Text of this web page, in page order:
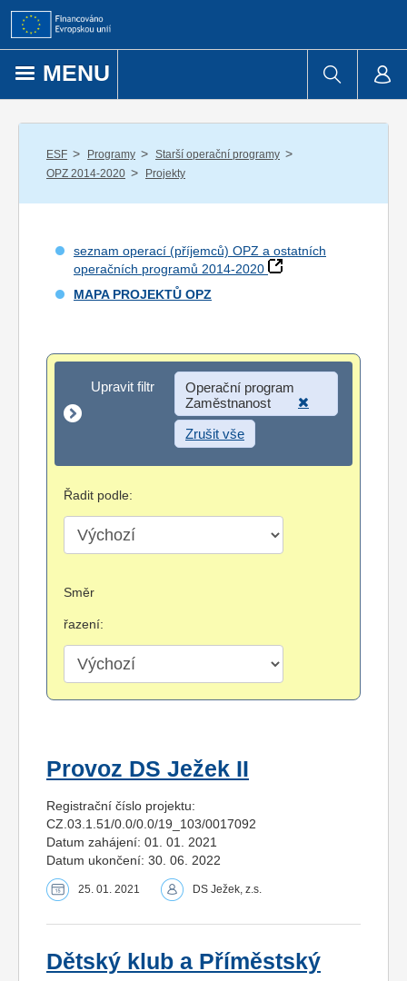
Přejít k obsahu
MENU
ESF / Programy / Starší operační programy /
OPZ 2014-2020 / Projekty
seznam operací (příjemců) OPZ a ostatních
operačních programů 2014-2020
MAPA PROJEKTŮ OPZ
Upravit filtr
Upravit filtr
Operační program
Zaměstnanost
Zrušit vše
Řadit podle:
Směr
řazení:
Provoz DS Ježek II
Registrační číslo projektu:
CZ.03.1.51/0.0/0.0/19_103/0017092
Datum zahájení: 01. 01. 2021
Datum ukončení: 30. 06. 2022
25. 01. 2021 DS Ježek, z.s.
Dětský klub a Příměstský